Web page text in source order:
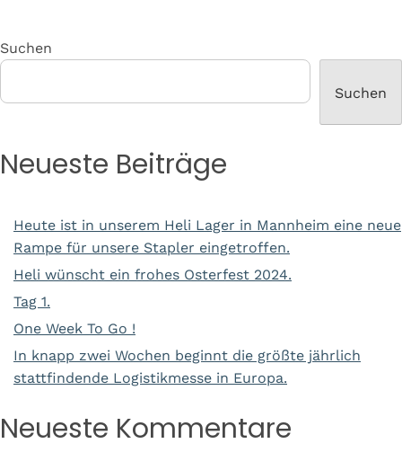
Suchen
Suchen
Neueste Beiträge
Heute ist in unserem Heli Lager in Mannheim eine neue
Rampe für unsere Stapler eingetroffen.
Heli wünscht ein frohes Osterfest 2024.
Tag 1.
One Week To Go !
In knapp zwei Wochen beginnt die größte jährlich
stattfindende Logistikmesse in Europa.
Neueste Kommentare